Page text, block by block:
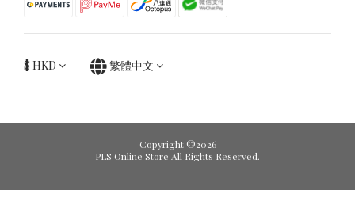
$ HKD 繁體中文
Copyright ©2026
PLS Online Store All Rights Reserved.